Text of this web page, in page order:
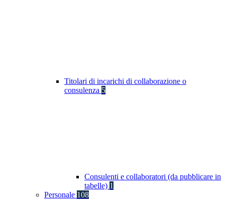
Titolari di incarichi di collaborazione o
consulenza 5
Consulenti e collaboratori (da pubblicare in
tabelle) 1
Personale 108